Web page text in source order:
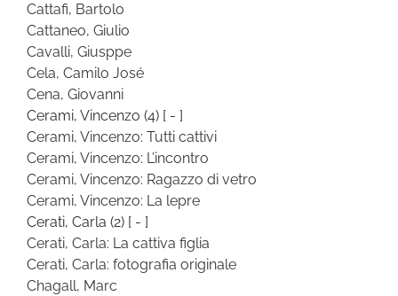
Cattafi, Bartolo
Cattaneo, Giulio
Cavalli, Giusppe
Cela, Camilo José
Cena, Giovanni
Cerami, Vincenzo (4) [ - ]
Cerami, Vincenzo: Tutti cattivi
Cerami, Vincenzo: L’incontro
Cerami, Vincenzo: Ragazzo di vetro
Cerami, Vincenzo: La lepre
Cerati, Carla (2) [ - ]
Cerati, Carla: La cattiva figlia
Cerati, Carla: fotografia originale
Chagall, Marc